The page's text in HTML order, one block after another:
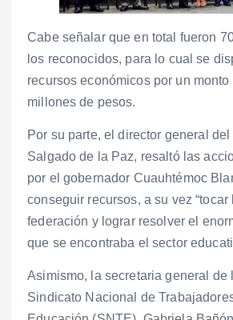
Cabe señalar que en total fueron
los reconocidos, para lo cual se
recursos económicos por un
millones de pesos.
Por su parte, el director general
Salgado de la Paz, resaltó las
por el gobernador Cuauhtémoc
conseguir recursos, a su vez
federación y lograr resolver el
que se encontraba el sector
Asimismo, la secretaria general de
Sindicato Nacional de